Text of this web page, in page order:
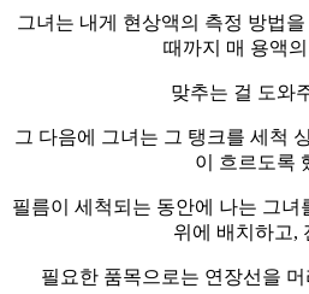
그녀는 내게 현상액의 측정 방법
때까지 매 용액
맞추는 걸 도와
그 다음에 그녀는 그 탱크를 세척
이 흐르도록
필름이 세척되는 동안에 나는 그녀
위에 배치하고,
필요한 품목으로는 연장선을